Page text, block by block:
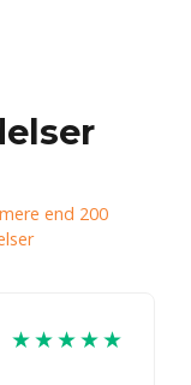
mere end 200
★★★★★